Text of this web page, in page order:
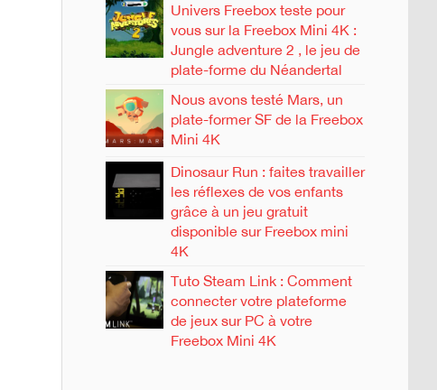
Univers Freebox teste pour
vous sur la Freebox Mini 4K :
Jungle adventure 2 , le jeu de
plate-forme du Néandertal
Nous avons testé Mars, un
plate-former SF de la Freebox
Mini 4K
Dinosaur Run : faites travailler
les réflexes de vos enfants
grâce à un jeu gratuit
disponible sur Freebox mini
4K
Tuto Steam Link : Comment
connecter votre plateforme
de jeux sur PC à votre
Freebox Mini 4K